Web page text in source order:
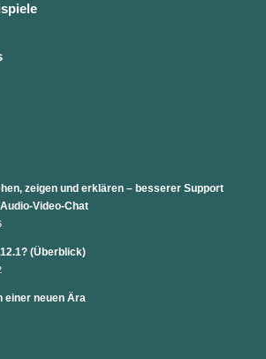
zeigen und erklären – besserer Support
Video-Chat
(Überblick)
einer neuen Ära